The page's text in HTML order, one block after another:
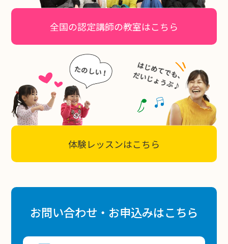
全国の認定講師の教室はこちら
体験レッスンはこちら
お問い合わせ・お申込みはこちら